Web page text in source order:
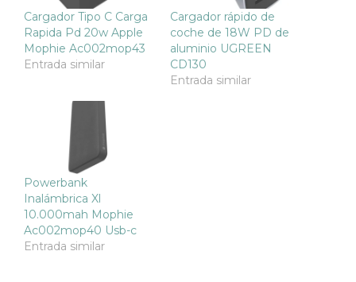
Cargador Tipo C Carga
Rapida Pd 20w Apple
Mophie Ac002mop43
Entrada similar
Cargador rápido de
coche de 18W PD de
aluminio UGREEN
CD130
Entrada similar
Powerbank
Inalámbrica Xl
10.000mah Mophie
Ac002mop40 Usb-c
Entrada similar